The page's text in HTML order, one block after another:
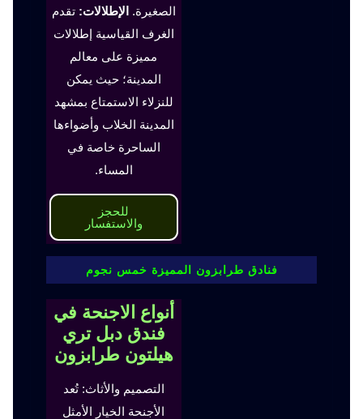
الصغيرة. الإطلالات: تقدم
الغرف القياسية إطلالات
مميزة على معالم
المدينة؛ حيث يمكن
للنزلاء الاستمتاع بمشهد
المدينة الخلاب وأضواءها
الساحرة خاصة في
المساء.
للحجز
والاستفسار
فنادق طرابزون المميزة خمس نجوم
أنواع الاجنحة في
فندق دبل تري
هيلتون طرابزون
التصميم والأثاث: تُعد
الأجنحة الخيار الأمثل